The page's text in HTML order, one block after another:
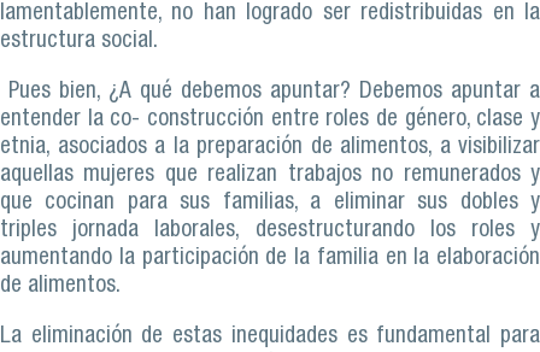
lamentablemente, no han logrado ser redistribuidas en la
estructura social.
Pues bien, ¿A qué debemos apuntar? Debemos apuntar a
entender la co- construcción entre roles de género, clase y
etnia, asociados a la preparación de alimentos, a visibilizar
aquellas mujeres que realizan trabajos no remunerados y
que cocinan para sus familias, a eliminar sus dobles y
triples jornada laborales, desestructurando los roles y
aumentando la participación de la familia en la elaboración
de alimentos.
La eliminación de estas inequidades es fundamental para